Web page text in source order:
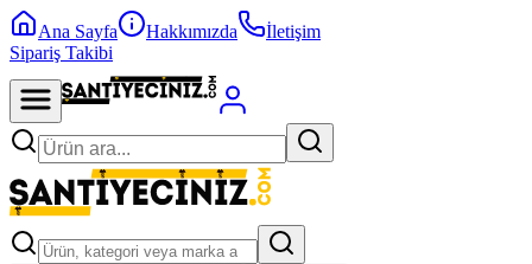
Ana Sayfa Hakkımızda
İletişim
Sipariş Takibi